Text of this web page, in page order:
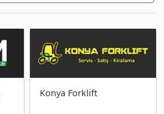
Konya Forklift